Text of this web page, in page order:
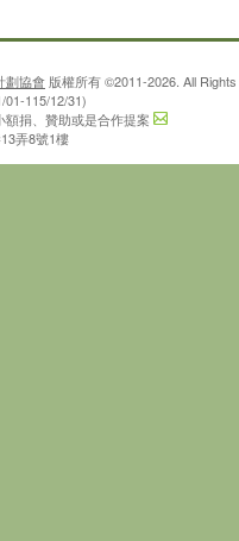
劃協會 版權所有 ©2011-2026. All
01-115/12/31)
捐、贊助或是合作提案
弄8號1樓